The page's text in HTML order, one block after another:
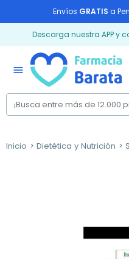
Envíos GRATIS a
Descarga nuestra APP y
menu
Inicio Dietética y Nutrición